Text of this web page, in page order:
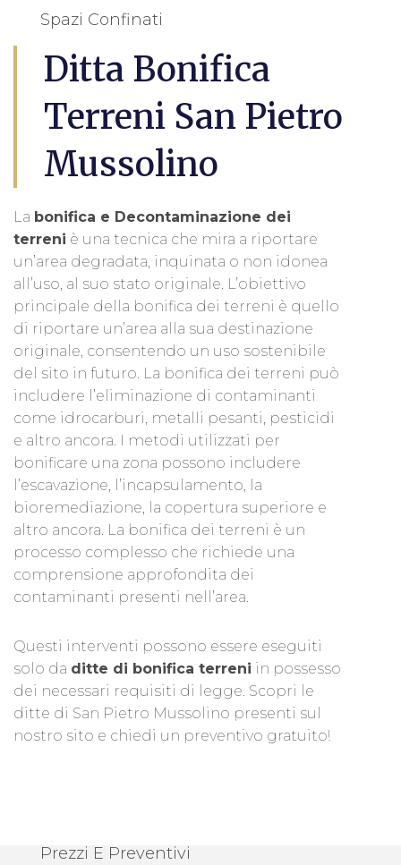
Spazi Confinati
Ditta Bonifica
Terreni San Pietro
Mussolino
La bonifica e Decontaminazione dei
terreni è una tecnica che mira a riportare
un’area degradata, inquinata o non idonea
all’uso, al suo stato originale. L’obiettivo
principale della bonifica dei terreni è quello
di riportare un’area alla sua destinazione
originale, consentendo un uso sostenibile
del sito in futuro. La bonifica dei terreni può
includere l’eliminazione di contaminanti
come idrocarburi, metalli pesanti, pesticidi
e altro ancora. I metodi utilizzati per
bonificare una zona possono includere
l’escavazione, l’incapsulamento, la
bioremediazione, la copertura superiore e
altro ancora. La bonifica dei terreni è un
processo complesso che richiede una
comprensione approfondita dei
contaminanti presenti nell’area.
Questi interventi possono essere eseguiti
solo da ditte di bonifica terreni in possesso
dei necessari requisiti di legge. Scopri le
ditte di San Pietro Mussolino presenti sul
nostro sito e chiedi un preventivo gratuito!
Prezzi E Preventivi